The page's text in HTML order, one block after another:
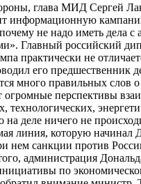
глава МИД Сергей
информационную
не надо иметь дела с
Главный российский
практически не
его предшественник
много правильных слов
перспективы
технологических,
на деле ничего не
линия, которую начинал
нем санкции против
администрация
по